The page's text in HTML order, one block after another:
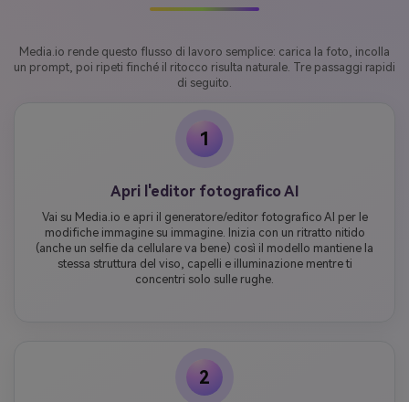
Media.io rende questo flusso di lavoro semplice: carica la foto, incolla
un prompt, poi ripeti finché il ritocco risulta naturale. Tre passaggi rapidi
di seguito.
1
Apri l'editor fotografico AI
Vai su Media.io e apri il generatore/editor fotografico AI per le
modifiche immagine su immagine. Inizia con un ritratto nitido
(anche un selfie da cellulare va bene) così il modello mantiene la
stessa struttura del viso, capelli e illuminazione mentre ti
concentri solo sulle rughe.
2